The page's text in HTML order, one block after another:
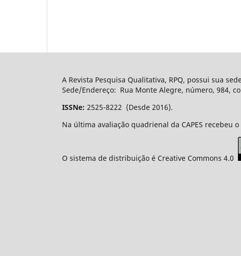
A Revista Pesquisa Qualitativa, RPQ, possui sua
Sede/Endereço: Rua Monte Alegre, número, 984,
ISSNe: 2525-8222 (Desde 2016).
Na última avaliação quadrienal da CAPES recebeu
O sistema de distribuição é Creative Commons 4.0